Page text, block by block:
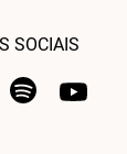
SOCIAIS